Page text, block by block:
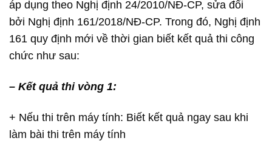
áp dụng theo Nghị định 24/2010/NĐ-CP, sửa đổi
bởi Nghị định 161/2018/NĐ-CP. Trong đó, Nghị định
161 quy định mới về thời gian biết kết quả thi công
chức như sau:
– Kết quả thi vòng 1:
+ Nếu thi trên máy tính: Biết kết quả ngay sau khi
làm bài thi trên máy tính